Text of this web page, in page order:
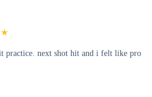
★
practice. next shot hit and i felt like pro